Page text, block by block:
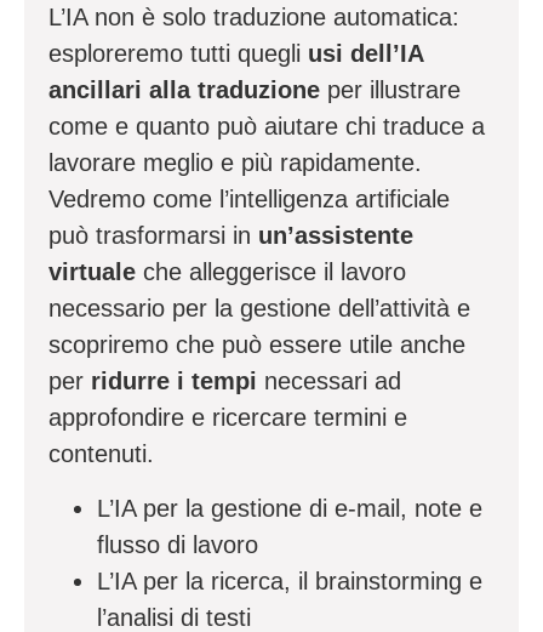
L’IA non è solo traduzione automatica:
esploreremo tutti quegli usi dell’IA
ancillari alla traduzione per illustrare
come e quanto può aiutare chi traduce a
lavorare meglio e più rapidamente.
Vedremo come l’intelligenza artificiale
può trasformarsi in un’assistente
virtuale che alleggerisce il lavoro
necessario per la gestione dell’attività e
scopriremo che può essere utile anche
per ridurre i tempi necessari ad
approfondire e ricercare termini e
contenuti.
L’IA per la gestione di e-mail, note e
flusso di lavoro
L’IA per la ricerca, il brainstorming e
l’analisi di testi